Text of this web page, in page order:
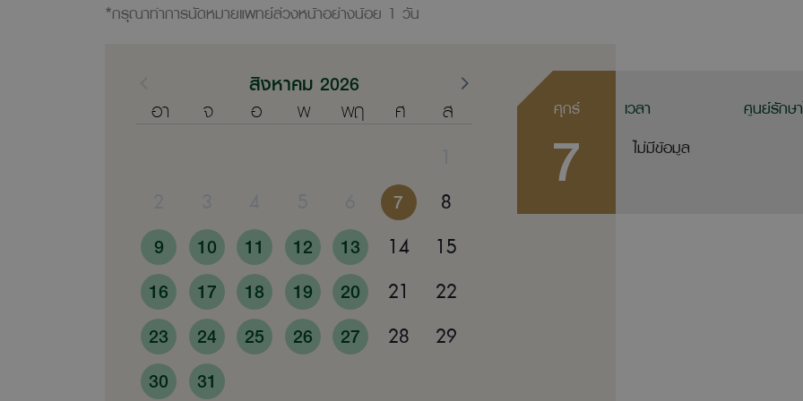
*กรุณาทำการนัดหมายแพทย์ล่วงหน้าอย่างน้อย 1 วัน
สิงหาคม 2026
อา
จ อ พ พฤ ศ
ส
7
8
9
10 11 12 13 14
15
16
17 18 19 20 21
22
23
24 25 26 27 28
29
30
31
ศุกร์
7
เวลา ศูนย์รักษ
ไม่มีข้อมูล